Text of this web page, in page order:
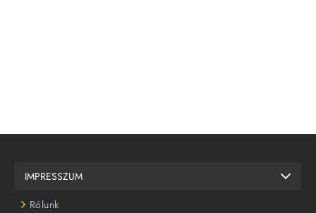
IMPRESSZUM
Rólunk